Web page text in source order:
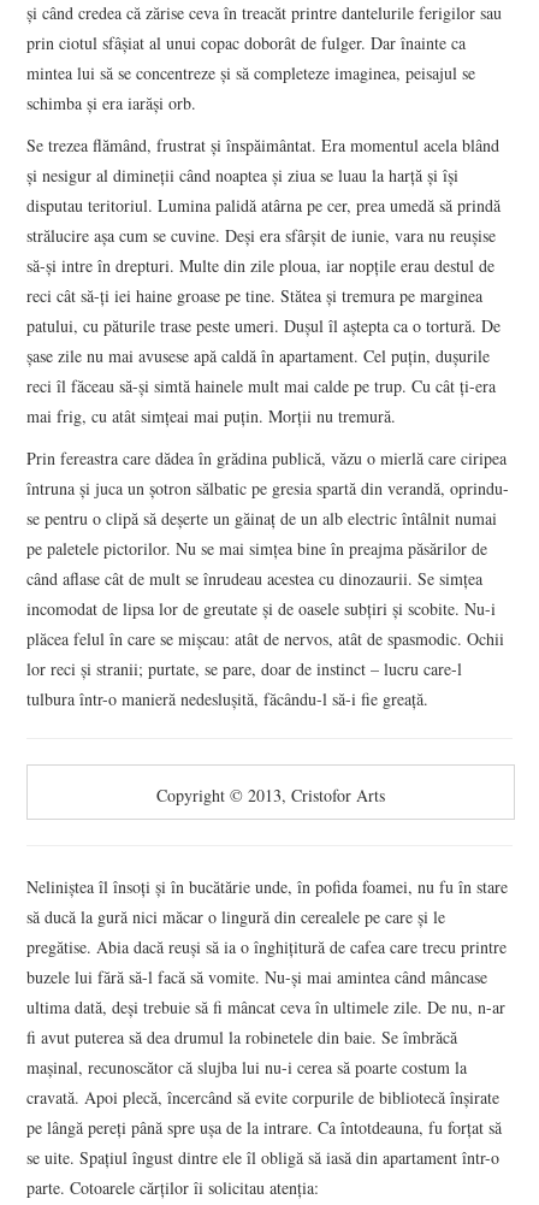
NUMĂRUL 48 /
MARTIE 2018
NUMĂRUL 49 /
APRILIE 2018
și când credea că zărise ceva în treacăt printre dantelurile ferigilor sau
prin ciotul sfâșiat al unui copac doborât de fulger. Dar înainte ca
mintea lui să se concentreze și să completeze imaginea, peisajul se
schimba și era iarăși orb.
Se trezea flămând, frustrat și înspăimântat. Era momentul acela blând
și nesigur al dimineții când noaptea și ziua se luau la harță și își
disputau teritoriul. Lumina palidă atârna pe cer, prea umedă să prindă
strălucire așa cum se cuvine. Deși era sfârșit de iunie, vara nu reușise
să-și intre în drepturi. Multe din zile ploua, iar nopțile erau destul de
reci cât să-ți iei haine groase pe tine. Stătea și tremura pe marginea
patului, cu păturile trase peste umeri. Dușul îl aștepta ca o tortură. De
șase zile nu mai avusese apă caldă în apartament. Cel puțin, dușurile
reci îl făceau să-și simtă hainele mult mai calde pe trup. Cu cât ți-era
mai frig, cu atât simțeai mai puțin. Morții nu tremură.
Prin fereastra care dădea în grădina publică, văzu o mierlă care ciripea
întruna și juca un șotron sălbatic pe gresia spartă din verandă, oprindu-
se pentru o clipă să deșerte un găinaț de un alb electric întâlnit numai
pe paletele pictorilor. Nu se mai simțea bine în preajma păsărilor de
când aflase cât de mult se înrudeau acestea cu dinozaurii. Se simțea
incomodat de lipsa lor de greutate și de oasele subțiri și scobite. Nu-i
plăcea felul în care se mișcau: atât de nervos, atât de spasmodic. Ochii
lor reci și stranii; purtate, se pare, doar de instinct – lucru care-l
tulbura într-o manieră nedeslușită, făcându-l să-i fie greață.
Copyright © 2013, Cristofor Arts
Neliniștea îl însoți și în bucătărie unde, în pofida foamei, nu fu în stare
să ducă la gură nici măcar o lingură din cerealele pe care și le
pregătise. Abia dacă reuși să ia o înghițitură de cafea care trecu printre
buzele lui fără să-l facă să vomite. Nu-și mai amintea când mâncase
ultima dată, deși trebuie să fi mâncat ceva în ultimele zile. De nu, n-ar
fi avut puterea să dea drumul la robinetele din baie. Se îmbrăcă
mașinal, recunoscător că slujba lui nu-i cerea să poarte costum la
cravată. Apoi plecă, încercând să evite corpurile de bibliotecă înșirate
pe lângă pereți până spre ușa de la intrare. Ca întotdeauna, fu forțat să
se uite. Spațiul îngust dintre ele îl obligă să iasă din apartament într-o
parte. Cotoarele cărților îi solicitau atenția: